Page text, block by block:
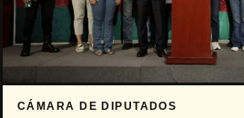
CÁMARA DE DIPUTADOS